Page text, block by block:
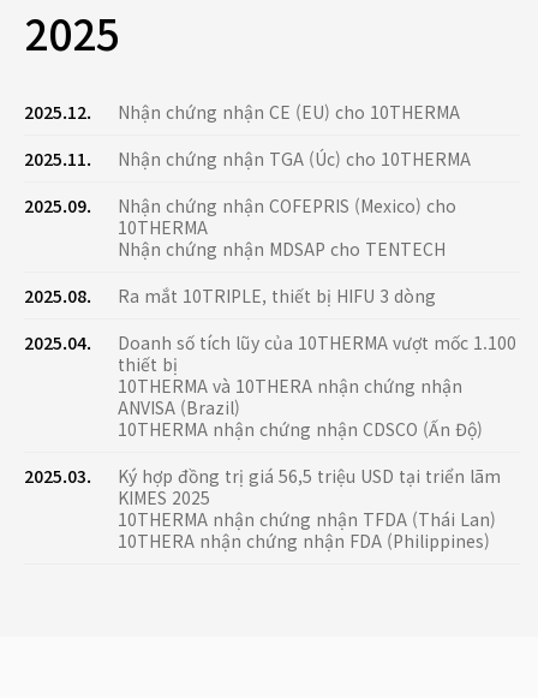
2025
2025.12.
Nhận chứng nhận CE (EU) cho 10THERMA
2025.11.
Nhận chứng nhận TGA (Úc) cho 10THERMA
2025.09.
Nhận chứng nhận COFEPRIS (Mexico) cho
10THERMA
Nhận chứng nhận MDSAP cho TENTECH
2025.08.
Ra mắt 10TRIPLE, thiết bị HIFU 3 dòng
2025.04.
Doanh số tích lũy của 10THERMA vượt mốc 1.100
thiết bị
10THERMA và 10THERA nhận chứng nhận
ANVISA (Brazil)
10THERMA nhận chứng nhận CDSCO (Ấn Độ)
2025.03.
Ký hợp đồng trị giá 56,5 triệu USD tại triển lãm
KIMES 2025
10THERMA nhận chứng nhận TFDA (Thái Lan)
10THERA nhận chứng nhận FDA (Philippines)